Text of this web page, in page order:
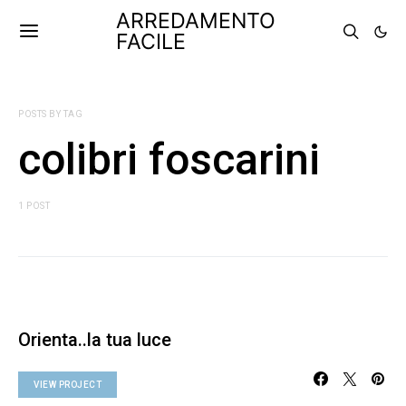
ARREDAMENTO
FACILE
POSTS BY TAG
colibri foscarini
1 POST
Orienta..la tua luce
VIEW PROJECT